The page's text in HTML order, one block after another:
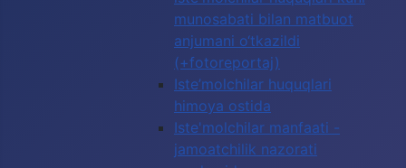
munosabati bilan matbuot
anjumani o‘tkazildi
(+fotoreportaj)
Iste’molchilar huquqlari
himoya ostida
Iste'molchilar manfaati -
jamoatchilik nazorati